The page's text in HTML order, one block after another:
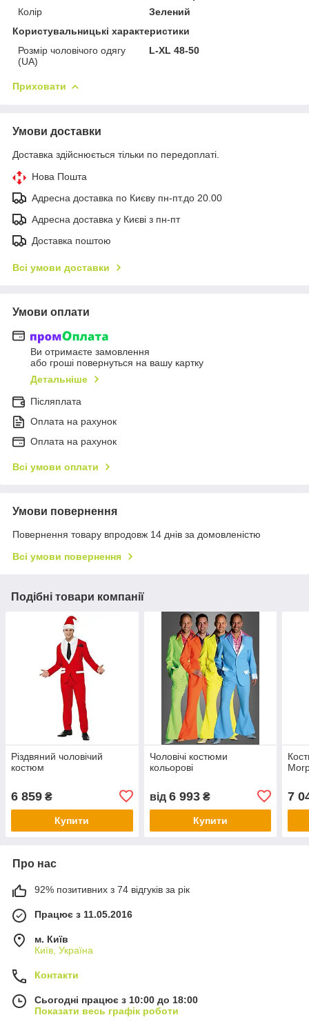
Колір
Зелений
Користувальницькі характеристики
Розмір чоловічого одягу
(UA)
L-XL 48-50
Приховати
Умови доставки
Доставка здійснюється тільки по передоплаті.
Нова Пошта
Адресна доставка по Києву пн-пт.до 20.00
Адресна доставка у Києві з пн-пт
Доставка поштою
Всі умови доставки
Умови оплати
Ви отримаєте замовлення
або гроші повернуться на вашу картку
Детальніше
Післяплата
Оплата на рахунок
Оплата на рахунок
Всі умови оплати
Умови повернення
Повернення товару впродовж 14 днів за домовленістю
Всі умови повернення
Подібні товари компанії
Різдвяний чоловічий
костюм
6 859 ₴
Купити
Чоловічі костюми
кольорові
від 6 993₴
Купити
7
Про нас
92% позитивних з 74 відгуків за рік
Працює з 11.05.2016
м. Київ
Київ, Україна
Контакти
Сьогодні працює з 10:00 до 18:00
Показати весь графік роботи